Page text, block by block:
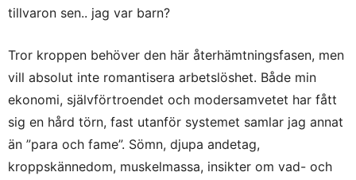
tillvaron sen.. jag var barn?
Tror kroppen behöver den här återhämtningsfasen, men
vill absolut inte romantisera arbetslöshet. Både min
ekonomi, självförtroendet och modersamvetet har fått
sig en hård törn, fast utanför systemet samlar jag annat
än ”para och fame”. Sömn, djupa andetag,
kroppskännedom, muskelmassa, insikter om vad- och